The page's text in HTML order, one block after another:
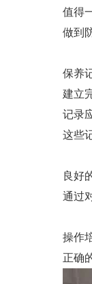
值得
做到
保养
建立
记录
这些
良好
通过
操作
正确